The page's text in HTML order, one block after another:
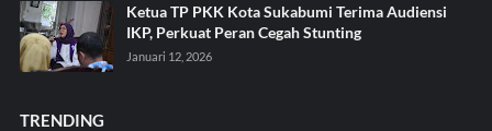
Ketua TP PKK Kota Sukabumi Terima Audiensi
IKP, Perkuat Peran Cegah Stunting
Januari 12, 2026
TRENDING